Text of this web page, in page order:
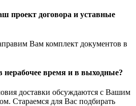
проект договора и уставные
Вам комплект документов в
нерабочее время и в выходные?
доставки обсуждаются с Вашим
Стараемся для Вас подбирать